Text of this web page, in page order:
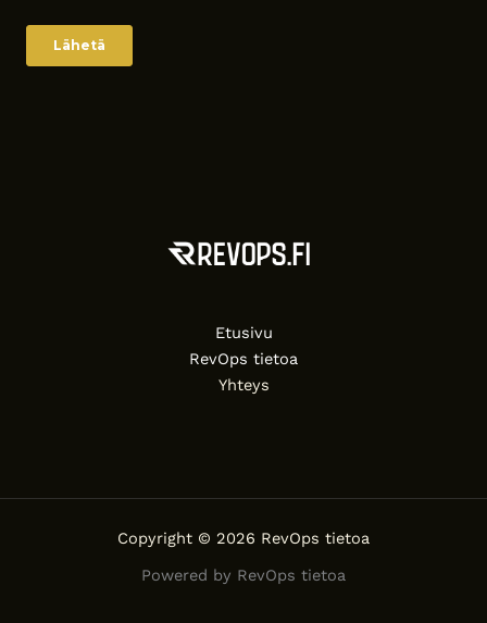
Etusivu
RevOps tietoa
Yhteys
Copyright © 2026 RevOps tietoa
Powered by RevOps tietoa